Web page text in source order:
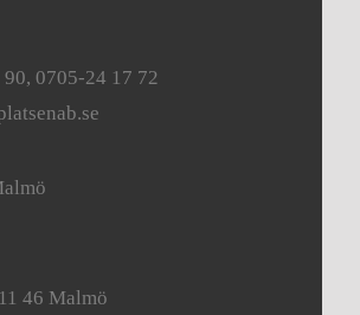
0705-24 17 72
46 Malmö